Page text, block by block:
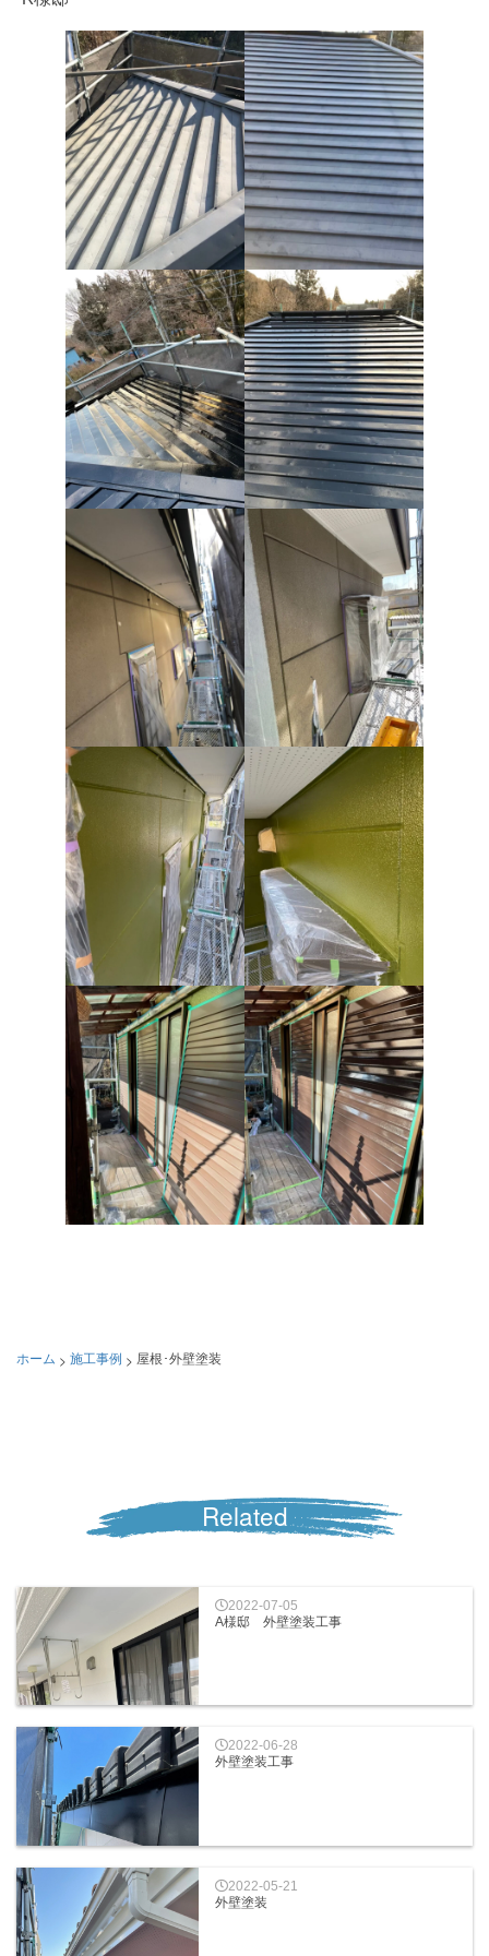
ホーム > 施工事例 > 屋根･外壁塗装
Related
2022-07-05
A様邸 外壁塗装工事
2022-06-28
外壁塗装工事
2022-05-21
外壁塗装